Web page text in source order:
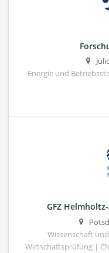
Energie und
GFZ
Wissenschaft
Wirtschaftsprüfung |